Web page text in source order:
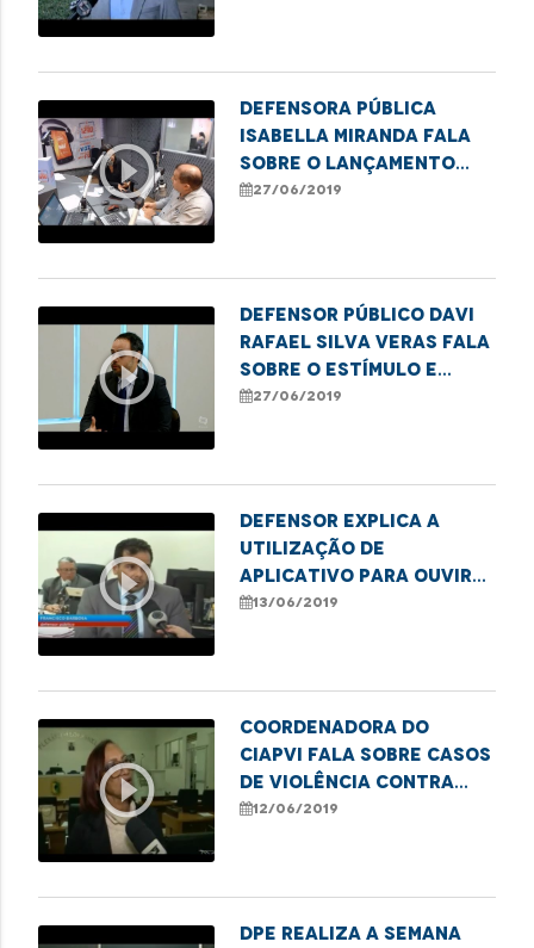
play_circle_outline
Defensora pública
Isabella Miranda fala
sobre o lançamento
nacional da campanha
27/06/2019
play_circle_outline
Defensor público Davi
Rafael Silva Veras fala
sobre o estímulo e
implementação da Lei
27/06/2019
play_circle_outline
Defensor explica a
utilização de
aplicativo para ouvir
pessoas com
13/06/2019
play_circle_outline
Coordenadora do
CIAPVI fala sobre casos
de violência contra
idosos
12/06/2019
DPE realiza a Semana